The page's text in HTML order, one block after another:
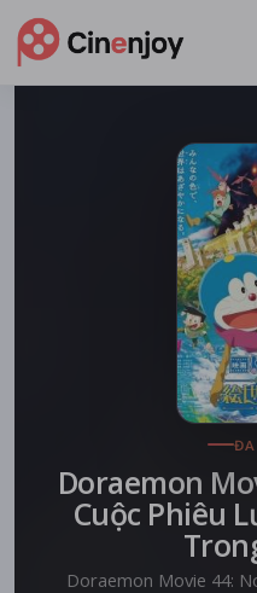
Doraemon
Cuộc Phiêu
Doraemon Movie 44: